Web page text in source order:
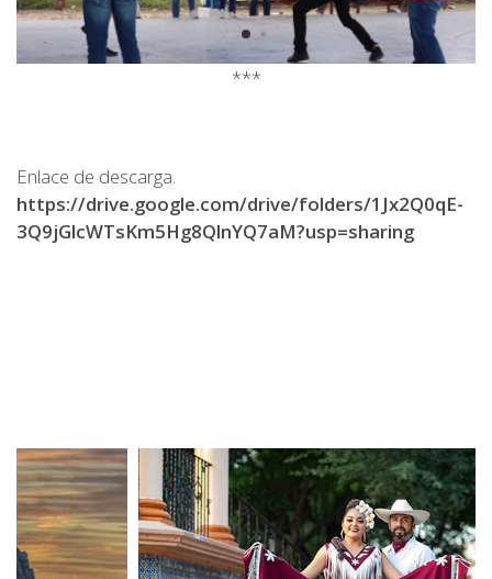
***
Enlace de descarga.
https://drive.google.com/drive/folders/1Jx2Q0qE-
3Q9jGlcWTsKm5Hg8QlnYQ7aM?usp=sharing